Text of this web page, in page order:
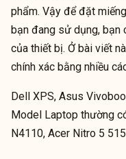
phẩm. Vậy để đặt
bạn đang sử dụng, bạn
của thiết bị. Ở bài viết
chính xác bằng nhiều
Dell XPS, Asus
Model Laptop thường
N4110, Acer Nitro 5